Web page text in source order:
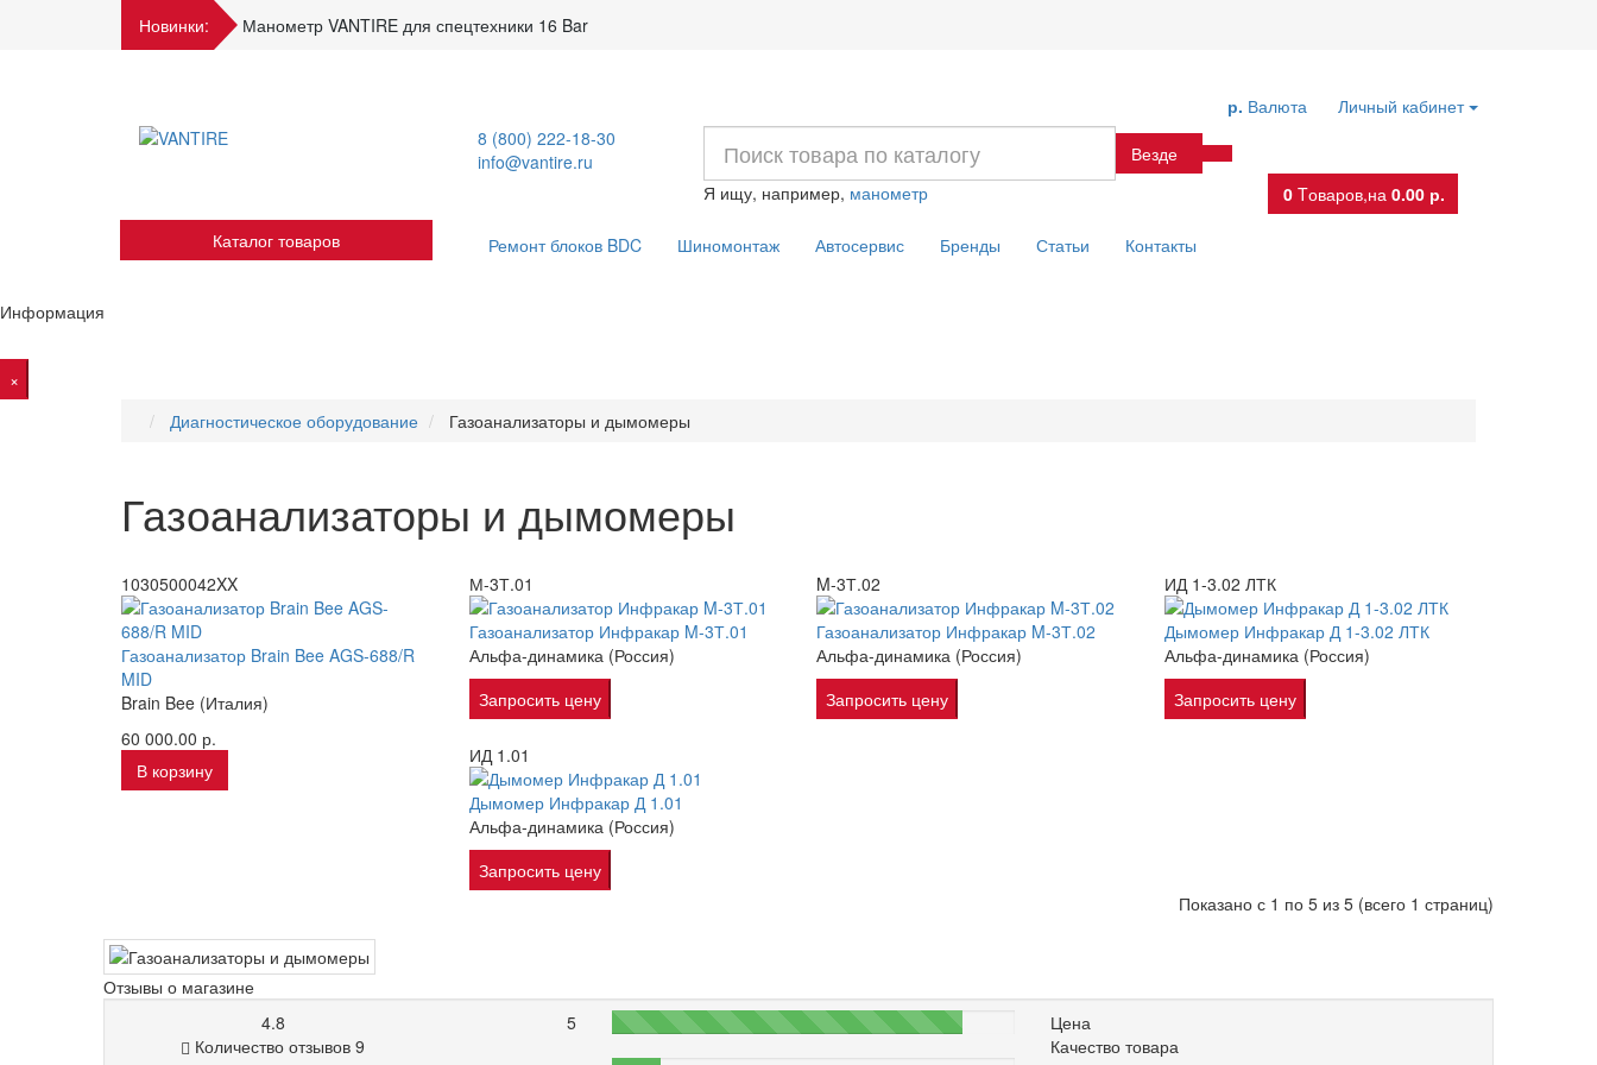
Новинки: Манометр VANTIRE для спецтехники 16 Bar
Личный кабинет
р. Валюта
8 (800) 222-18-30
info@vantire.ru
Везде
Я ищу, например, манометр 0 Tоваров,на 0.00 р.
Каталог товаров
Ремонт блоков BDC Шиномонтаж Автосервис Бренды Статьи Контакты
Информация
×
Диагностическое оборудование
Газоанализаторы и дымомеры
Газоанализаторы и дымомеры
1030500042XX
Газоанализатор Brain Bee AGS-688/R
MID
Brain Bee (Италия)
60 000.00 р.
В корзину
М-3Т.01
Газоанализатор Инфракар M-3Т.01
Альфа-динамика (Россия)
Запросить цену
M-3Т.02
Газоанализатор Инфракар M-3Т.02
Альфа-динамика (Россия)
Запросить цену
ИД 1-3.02 ЛТК
Дымомер Инфракар Д 1-3.02 ЛТК
Альфа-динамика (Россия)
Запросить цену
ИД 1.01
Дымомер Инфракар Д 1.01
Альфа-динамика (Россия)
Запросить цену
Показано с 1 по 5 из 5 (всего 1 страниц)
Отзывы о магазине
4.8
Количество отзывов 9
5 87%
Цена
Качество товара